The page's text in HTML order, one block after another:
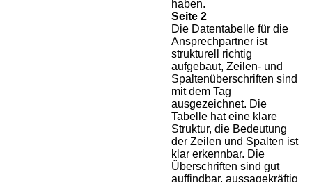
haben.
Seite 2
Die Datentabelle für die
Ansprechpartner ist
strukturell richtig
aufgebaut, Zeilen- und
Spaltenüberschriften sind
mit dem Tag
ausgezeichnet. Die
Tabelle hat eine klare
Struktur, die Bedeutung
der Zeilen und Spalten ist
klar erkennbar. Die
Überschriften sind gut
auffindbar, aussagekräftig